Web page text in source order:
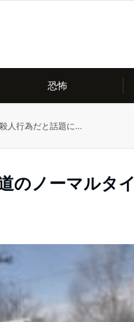
恐怖
人行為だと話題に…
のノーマルタイ